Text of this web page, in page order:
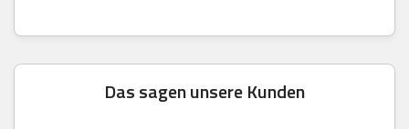
Das sagen unsere Kunden